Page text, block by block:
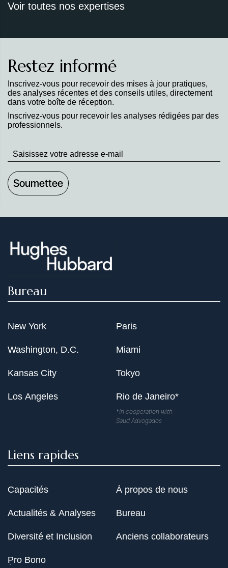
Voir toutes nos expertises
Restez informé
Inscrivez-vous pour recevoir des mises à jour pratiques,
des analyses récentes et des conseils utiles, directement
dans votre boîte de réception.
Inscrivez-vous pour recevoir les analyses rédigées par des
professionnels.
Stay
up
to
Date
Bureau
New York
Washington, D.C.
Kansas City
Los Angeles
Paris
Miami
Tokyo
Rio de Janeiro*
*In cooperation with
Saud Advogados
Liens rapides
Capacités
Actualités & Analyses
Diversité et Inclusion
Pro Bono
À propos de nous
Bureau
Anciens collaborateurs